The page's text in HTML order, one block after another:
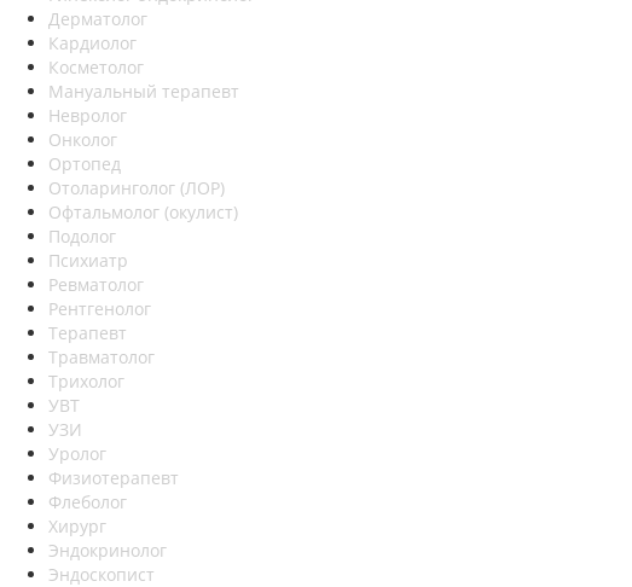
Дерматолог
Кардиолог
Косметолог
Мануальный терапевт
Невролог
Онколог
Ортопед
Отоларинголог (ЛОР)
Офтальмолог (окулист)
Подолог
Психиатр
Ревматолог
Рентгенолог
Терапевт
Травматолог
Трихолог
УВТ
УЗИ
Уролог
Физиотерапевт
Флеболог
Хирург
Эндокринолог
Эндоскопист